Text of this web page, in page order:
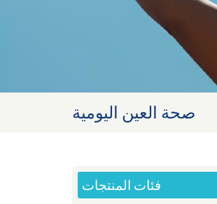
صحة العين اليومية
فئات المنتجات